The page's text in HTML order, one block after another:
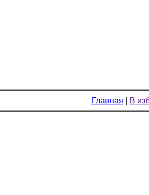
Главная В